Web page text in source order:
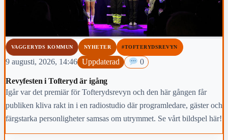
VAGGERYDS KOMMUN NYHETER #TOFTERYDSREVYN
9 augusti, 2026, 14:46 Uppdaterad 0
Revyfesten i Tofteryd är igång
Igår var det premiär för Tofterydsrevyn och den här gången får
publiken kliva rakt in i en radiostudio där programledare, gäster och
färgstarka personligheter samsas om utrymmet. Se vårt bildspel här!